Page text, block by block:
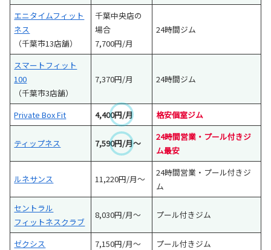
エニタイムフィット
ネス
（千葉市13店舗）
千葉中央店の
場合
7,700円/月
24時間ジム
スマートフィット
100
（千葉市3店舗）
7,370円/月 24時間ジム
Private Box Fit 4,400円/月 格安個室ジム
ティップネス 7,590円/月～
24時間営業・プール付きジ
ム最安
ルネサンス 11,220円/月～
24時間営業・プール付きジ
ム
セントラル
フィットネスクラブ
8,030円/月～ プール付きジム
ゼクシス 7,150円/月～
プール付きジム